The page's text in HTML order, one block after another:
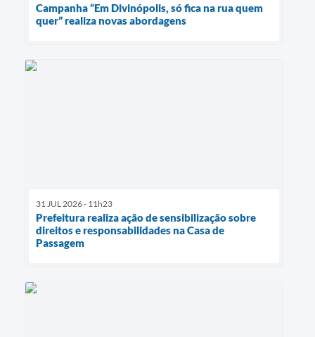
Campanha “Em Divinópolis, só fica na rua quem
quer” realiza novas abordagens
31 JUL 2026 - 11h23
Prefeitura realiza ação de sensibilização sobre
direitos e responsabilidades na Casa de
Passagem